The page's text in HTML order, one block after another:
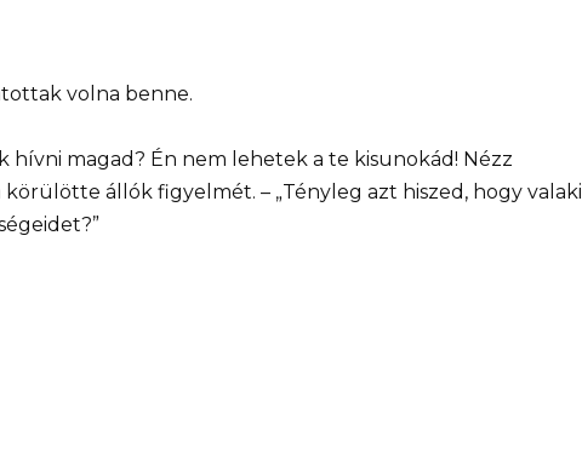
volna benne.
hívni magad? Én nem lehetek a te kisunokád! Nézz
körülötte állók figyelmét. – „Tényleg azt hiszed, hogy valaki